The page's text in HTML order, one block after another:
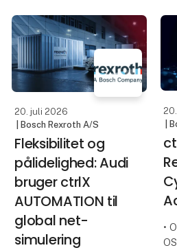
20. juli 2026
| Bosch Rexroth A/S
Fleksibilitet og
pålidelighed: Audi
bruger ctrlX
AUTOMATION til
global net-
simulering
|
•